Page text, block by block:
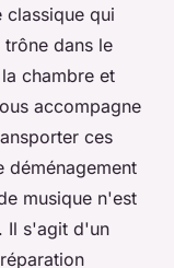
qui
dans le
chambre et
accompagne
ces
déménagement
musique n'est
Il s'agit d'un